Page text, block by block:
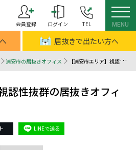
会員登録
ログイン TEL MENU
居抜きで出たい方へ
浦安市の居抜きオフィス 【浦安市エリア】視認性抜群の居抜きオフィス - 居抜きオフィスはINUKIT！（イヌキット）
認性抜群の居抜きオフィ
Line